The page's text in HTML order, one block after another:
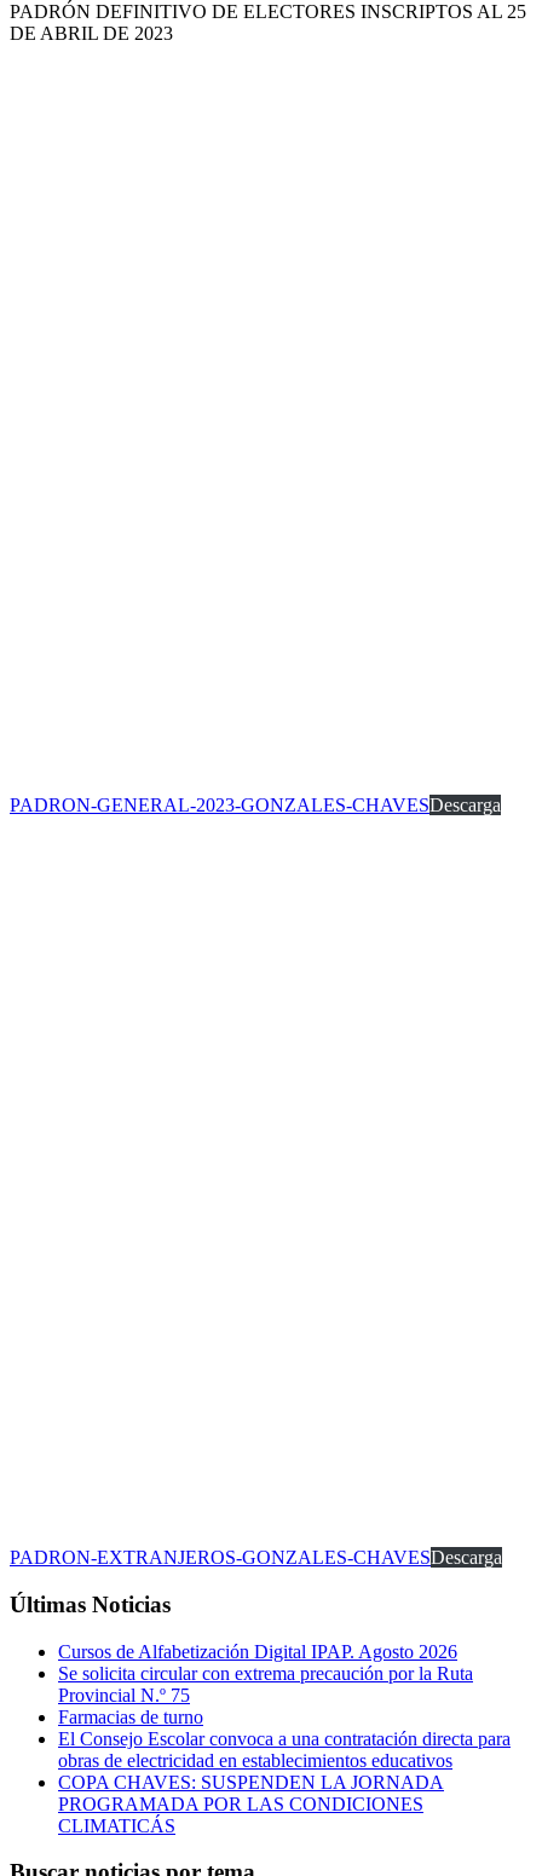
PADRÓN DEFINITIVO DE ELECTORES INSCRIPTOS AL 25
DE ABRIL DE 2023
PADRON-GENERAL-2023-GONZALES-CHAVESDescarga
PADRON-EXTRANJEROS-GONZALES-CHAVESDescarga
Últimas Noticias
Cursos de Alfabetización Digital IPAP. Agosto 2026
Se solicita circular con extrema precaución por la Ruta
Provincial N.º 75
Farmacias de turno
El Consejo Escolar convoca a una contratación directa para
obras de electricidad en establecimientos educativos
COPA CHAVES: SUSPENDEN LA JORNADA
PROGRAMADA POR LAS CONDICIONES
CLIMATICÁS